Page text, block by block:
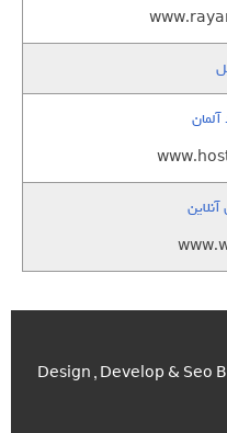
Design , Develop & Seo